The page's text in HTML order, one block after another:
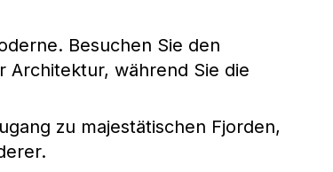
Besuchen Sie den
Architektur, während Sie die
zu majestätischen Fjorden,